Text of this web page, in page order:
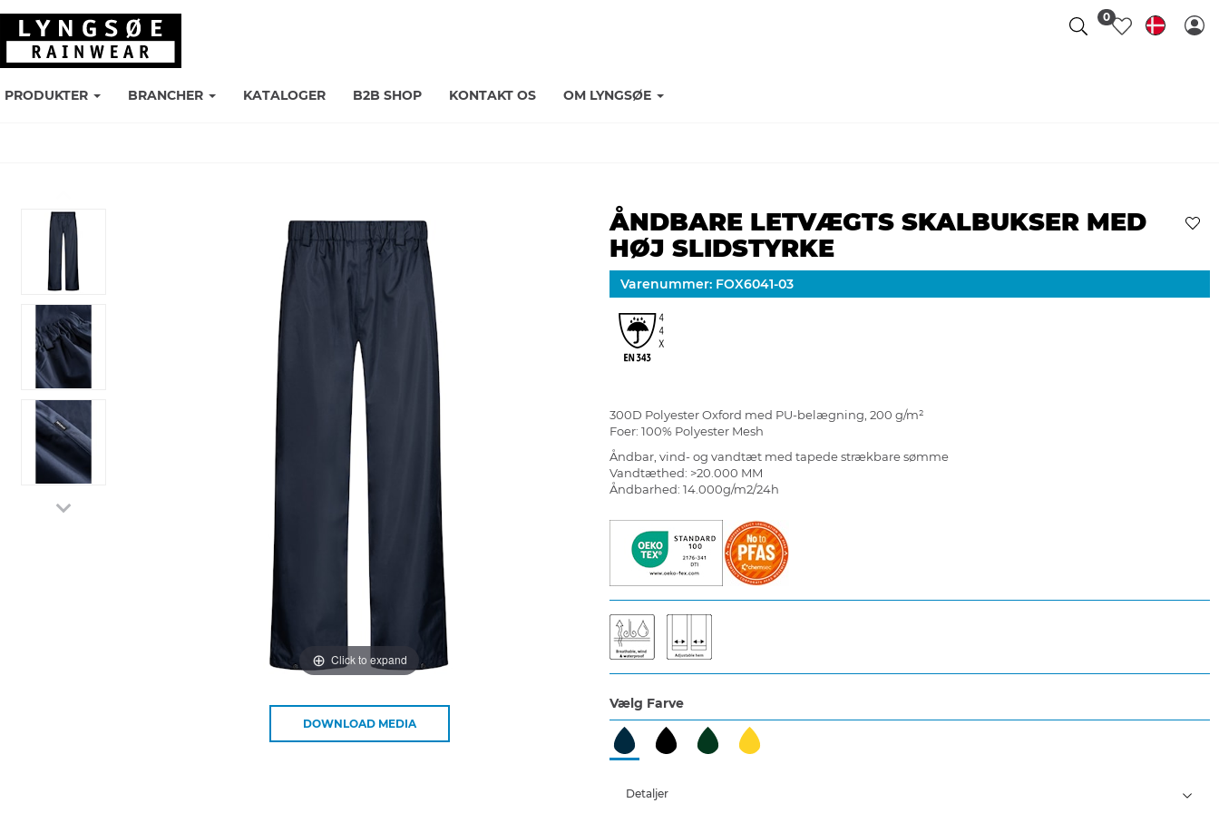
PRODUKTER BRANCHER KATALOGER B2B SHOP KONTAKT OS OM LYNGSØE
0
Click to expand
DOWNLOAD MEDIA
ÅNDBARE LETVÆGTS SKALBUKSER MED
HØJ SLIDSTYRKE
Varenummer: FOX6041-03
300D Polyester Oxford med PU-belægning, 200 g/m²
Foer: 100% Polyester Mesh
Åndbar, vind- og vandtæt med tapede strækbare sømme
Vandtæthed: >20.000 MM
Åndbarhed: 14.000g/m2/24h
Vælg Farve
Detaljer